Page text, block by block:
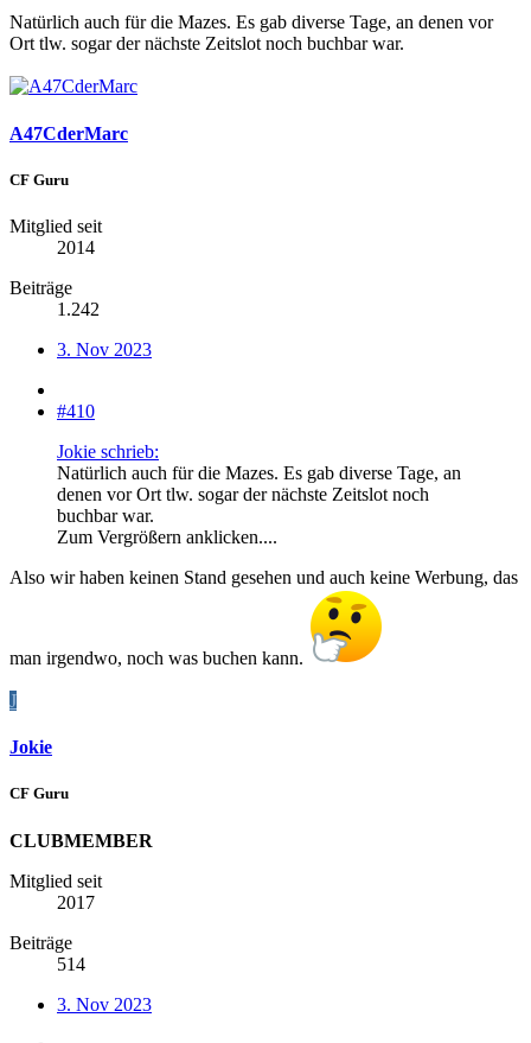
Natürlich auch für die Mazes. Es gab diverse Tage, an denen vor
Ort tlw. sogar der nächste Zeitslot noch buchbar war.
A47CderMarc
CF Guru
Mitglied seit
2014
Beiträge
1.242
3. Nov 2023
#410
Jokie schrieb:
Natürlich auch für die Mazes. Es gab diverse Tage, an
denen vor Ort tlw. sogar der nächste Zeitslot noch
buchbar war.
Zum Vergrößern anklicken....
Also wir haben keinen Stand gesehen und auch keine Werbung, das
man irgendwo, noch was buchen kann.
J
Jokie
CF Guru
CLUBMEMBER
Mitglied seit
2017
Beiträge
514
3. Nov 2023